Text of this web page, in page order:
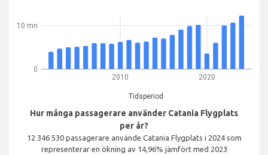
2010 2020
Tidsperiod
0
10 mn
Hur många passagerare använder Catania Flygplats
per år?
12 346 530 passagerare använde Catania Flygplats i 2024 som
representerar en ökning av 14,96% jämfört med 2023